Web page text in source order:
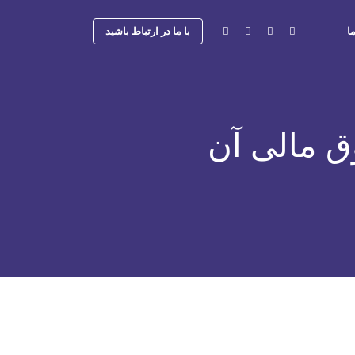
با ما در ارتباط باشید
مالی آن